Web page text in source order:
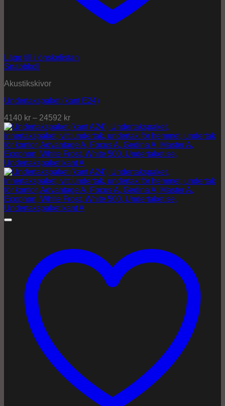
Lägg till i önskelistan
Snabbkoll
Akustikskivor
Undertakspaket (kant E24)
4140 kr – 24592 kr